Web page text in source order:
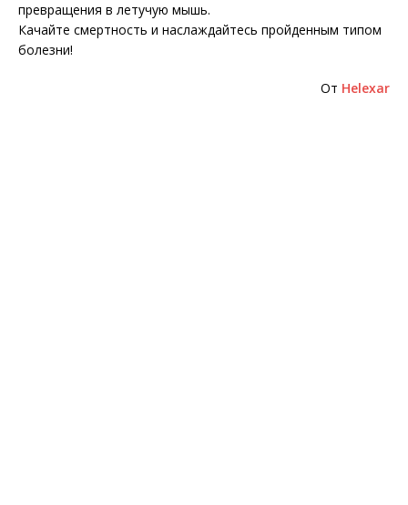
превращения в летучую мышь.
Качайте смертность и наслаждайтесь пройденным типом
болезни!
От Helexar